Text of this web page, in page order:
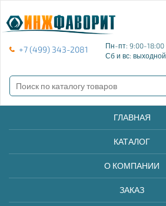
+7 (499) 343-2081
Пн-пт: 9:00-18:00
Сб и вс: выходной
ГЛАВНАЯ
КАТАЛОГ
О КОМПАНИИ
ЗАКАЗ